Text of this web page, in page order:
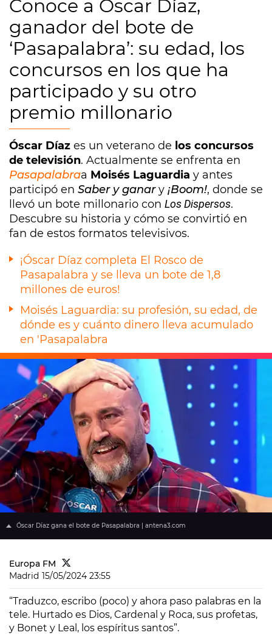
Conoce a Óscar Díaz,
ganador del bote de
‘Pasapalabra’: su edad, los
concursos en los que ha
participado y su otro
premio millonario
Óscar Díaz es un veterano de los concursos
de televisión. Actualmente se enfrenta en
Pasapalabraa Moisés Laguardia y antes
participó en Saber y ganary ¡Boom!, donde se
llevó un bote millonario con Los Dispersos.
Descubre su historia y cómo se convirtió en
fan de estos formatos televisivos.
¡Óscar Díaz completa El Rosco de
Pasapalabra y se lleva un bote de 1,8
millones de euros!
Moisés Laguardia: su profesión, su edad, de
dónde es y cuánto dinero lleva acumulado
en 'Pasapalabra
Óscar Díaz gana el bote de Pasapalabra | antena3.com
Europa FM
Madrid 15/05/2024 23:55
“Traduzco, escribo (poco) y ahora paso palabras en la
tele. Hurtado es Dios, Cardenal y Roca, sus profetas,
y Bonet y Leal, los espíritus santos”.